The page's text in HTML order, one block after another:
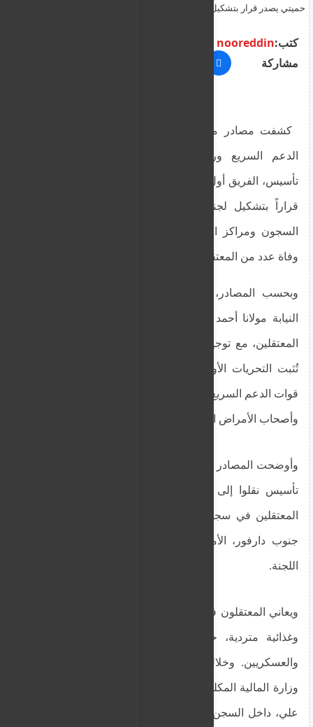
حميتي يصدر قرار بتشكيل لجنة لمراجعة أوضاع المعتقلين في السجون
كتب:nooreddin
مشاركة
الدعم السريع ورئيس المجلس الرئاسي بحكومة
تأسيس، الفريق أول محمد حمدان دقلو حميدتي، أصدر
قراراً بتشكيل لجنة لمراجعة أوضاع المعتقلين في
السجون ومراكز الاحتجاز التابعة لقواته، وذلك عقب
وفاة عدد من المعتقلين في ظروف وصفت بالغامضة.
وبحسب المصادر، فقد كُلِّفت اللجنة برئاسة وكيل
النيابة مولانا أحمد النور الحلا، لمراجعة أوضاع جميع
المعتقلين، مع توجيه حميدتي بالإفراج عن كل من لم
تُثبت التحريات الأولية تورطه في أعمال عدائية ضد
قوات الدعم السريع، إلى جانب إطلاق سراح كبار السن
وأصحاب الأمراض المزمنة.
وأوضحت المصادر أن قيادات أهلية ونافذين في تحالف
تأسيس نقلوا إلى حميدتي تقارير عن تدهور أوضاع
المعتقلين في سجن دقريس جنوبي مدينة نيالا بولاية
جنوب دارفور، الأمر الذي عجّل باتخاذ قرار تشكيل
اللجنة.
ويعاني المعتقلون في سجن دقريس من أوضاع صحية
وغذائية متردية، حيث يضم السجن آلاف المدنيين
والعسكريين. وخلال الأيام الماضية توفي مدير عام
وزارة المالية المكلف السابق بولاية شرق دارفور، آدم
علي، داخل السجن نتيجة تعرضه للتعذيب ومضاعفات